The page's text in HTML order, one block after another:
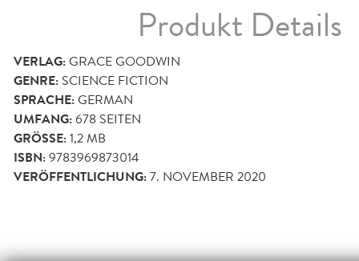
Produkt Details
VERLAG:GRACE GOODWIN
GENRE: SCIENCE FICTION
SPRACHE:GERMAN
UMFANG:678 SEITEN
GRÖSSE: 1,2 MB
ISBN:9783969873014
VERÖFFENTLICHUNG:7. NOVEMBER 2020